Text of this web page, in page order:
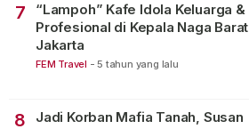
7
“Lampoh” Kafe Idola Keluarga &
Profesional di Kepala Naga Barat
Jakarta
FEM Travel - 5 tahun yang lalu
8
Jadi Korban Mafia Tanah, Susan